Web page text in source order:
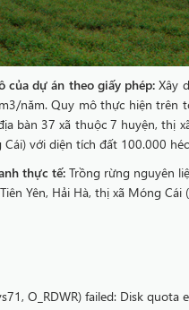
của dự án theo giấy phép: Xây
năm. Quy mô thực hiện
bàn 37 xã thuộc 7 huyện, thị
Cái) với diện tích đất 100.000
thực tế:Trồng rừng nguyên
Yên, Hải Hà, thị xã Móng
O_RDWR) failed: Disk quota